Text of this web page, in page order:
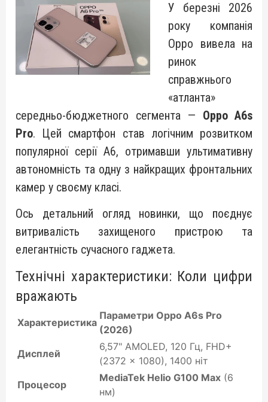
У березні 2026
року компанія
Oppo вивела на
ринок
справжнього
«атланта»
середньо-бюджетного сегмента — Oppo A6s
Pro. Цей смартфон став логічним розвитком
популярної серії A6, отримавши ультимативну
автономність та одну з найкращих фронтальних
камер у своєму класі.
Ось детальний огляд новинки, що поєднує
витривалість захищеного пристрою та
елегантність сучасного гаджета.
Технічні характеристики: Коли цифри
вражають
Характеристика
Параметри Oppo A6s Pro
(2026)
Дисплей
6,57" AMOLED, 120 Гц, FHD+
(2372 x 1080), 1400 ніт
Процесор
MediaTek Helio G100 Max (6
нм)